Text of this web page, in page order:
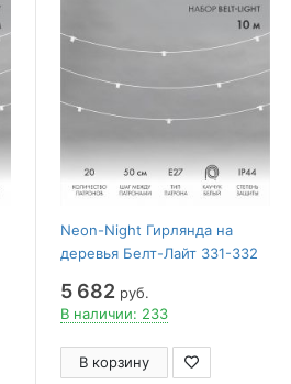
Neon-Night Гирлянда на
деревья Белт-Лайт 331-332
5 682 руб.
В наличии: 233
В корзину